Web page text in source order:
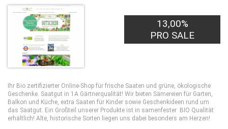
13,00%
PRO SALE
Ihr Bio zertifizierter Online-Shop für frische Saaten und grüne, ökologische
Geschenke. Saatgut in 1A Gärtnerqualität! Wir bieten Sämereien für Garten,
Balkon und Küche, extra Saaten für Kinder sowie Geschenkideen rund um
das Saatgut. Ein Großteil unserer Produkte ist in samenfester BIO Qualität
erhältlich! Alte, historische Sorten liegen uns dabei besonders am Herzen!